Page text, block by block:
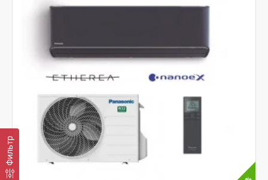
Фильтр